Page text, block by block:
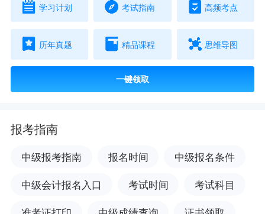
学习计划 考试指南 高频考点
历年真题 精品课程 思维导图
一键领取
报考指南
中级报考指南 报名时间
中级报名条件
中级会计报名入口
考试时间
考试科目